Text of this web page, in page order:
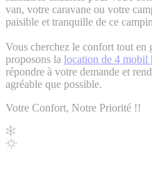
van, votre caravane ou votre
paisible et tranquille de ce
Vous cherchez le confort tout en
proposons la location de 4 mobil
répondre à votre demande et
agréable que possible.
Votre Confort, Notre Priorité !!